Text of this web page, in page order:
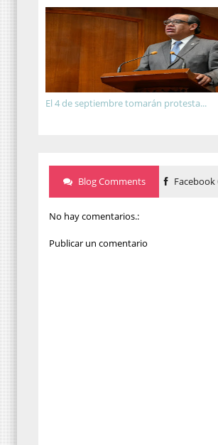
El 4 de septiembre tomarán protesta...
Blog Comments
No hay comentarios.:
Publicar un comentario